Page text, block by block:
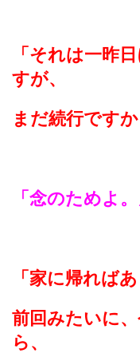
「それは一昨
すが、
まだ続行ですか
「念のためよ。
「家に帰れば
前回みたいに
ら、